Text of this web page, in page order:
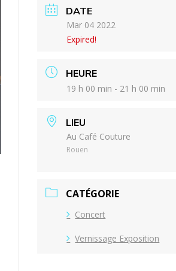
DATE
Mar 04 2022
Expired!
HEURE
19 h 00 min - 21 h 00 min
LIEU
Au Café Couture
Rouen
CATÉGORIE
Concert
Vernissage Exposition